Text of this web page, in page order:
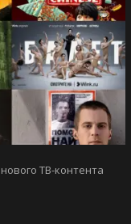
ТВ-контента